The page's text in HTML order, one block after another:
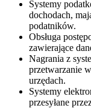
Systemy
dochodach,
podatników.
Obsługa
zawierające
Nagrania z
przetwarzanie
urzędach.
Systemy
przesyłane